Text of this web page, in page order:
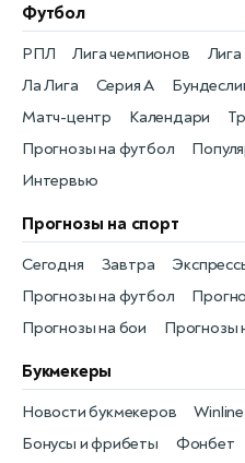
Футбол
РПЛ
Матч-центр
Лига чемпионов
Календари
Прогнозы на футбол
Ла Лига Серия А
Интервью
Прогнозы на спорт
Прогнозы на футбол
Сегодня
Завтра
Прогнозы на бои Прогнозы
Букмекеры
Бонусы и фрибеты
Новости букмекеров
Фонбет
Winline